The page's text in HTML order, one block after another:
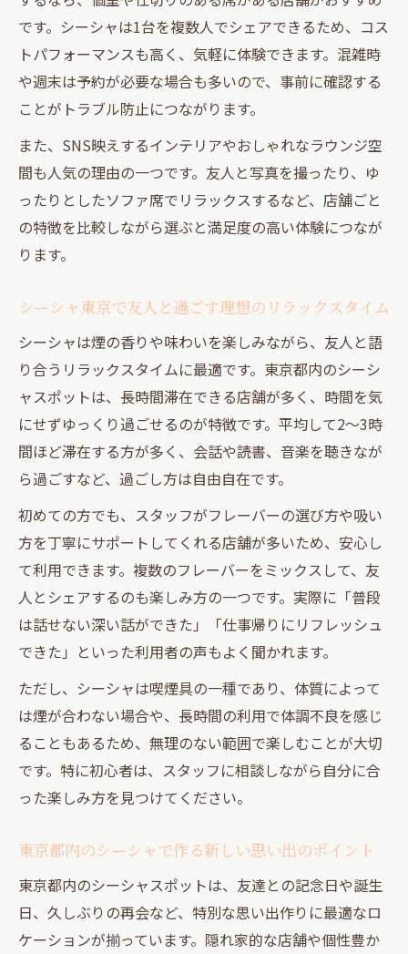
です。シーシャは1台を複数人でシェアできるため、コス
トパフォーマンスも高く、気軽に体験できます。混雑時
や週末は予約が必要な場合も多いので、事前に確認する
ことがトラブル防止につながります。
また、SNS映えするインテリアやおしゃれなラウンジ空
間も人気の理由の一つです。友人と写真を撮ったり、ゆ
ったりとしたソファ席でリラックスするなど、店舗ごと
の特徴を比較しながら選ぶと満足度の高い体験につなが
ります。
シーシャ東京で友人と過ごす理想のリラックスタイム
シーシャは煙の香りや味わいを楽しみながら、友人と語
り合うリラックスタイムに最適です。東京都内のシーシ
ャスポットは、長時間滞在できる店舗が多く、時間を気
にせずゆっくり過ごせるのが特徴です。平均して2～3時
間ほど滞在する方が多く、会話や読書、音楽を聴きなが
ら過ごすなど、過ごし方は自由自在です。
初めての方でも、スタッフがフレーバーの選び方や吸い
方を丁寧にサポートしてくれる店舗が多いため、安心し
て利用できます。複数のフレーバーをミックスして、友
人とシェアするのも楽しみ方の一つです。実際に「普段
は話せない深い話ができた」「仕事帰りにリフレッシュ
できた」といった利用者の声もよく聞かれます。
ただし、シーシャは喫煙具の一種であり、体質によって
は煙が合わない場合や、長時間の利用で体調不良を感じ
ることもあるため、無理のない範囲で楽しむことが大切
です。特に初心者は、スタッフに相談しながら自分に合
った楽しみ方を見つけてください。
東京都内のシーシャで作る新しい思い出のポイント
東京都内のシーシャスポットは、友達との記念日や誕生
日、久しぶりの再会など、特別な思い出作りに最適なロ
ケーションが揃っています。隠れ家的な店舗や個性豊か